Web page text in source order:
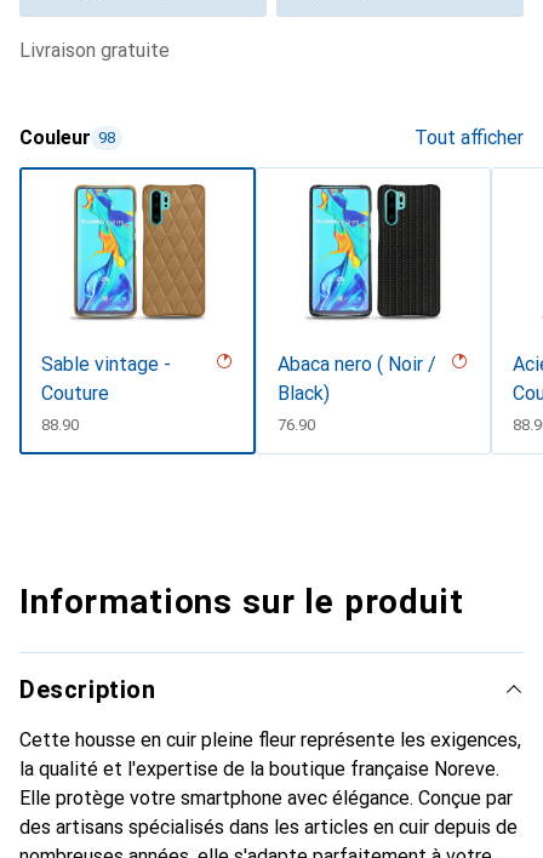
livraison gratuite
Couleur 98 Tout afficher
Sable vintage -
Couture
CHF
88.90
Abaca nero ( Noir /
Black)
CHF
76.90 CHF
Informations sur le produit
Description
Cette housse en cuir pleine fleur représente les exigences,
la qualité et l'expertise de la boutique française Noreve.
Elle protège votre smartphone avec élégance. Conçue par
des artisans spécialisés dans les articles en cuir depuis de